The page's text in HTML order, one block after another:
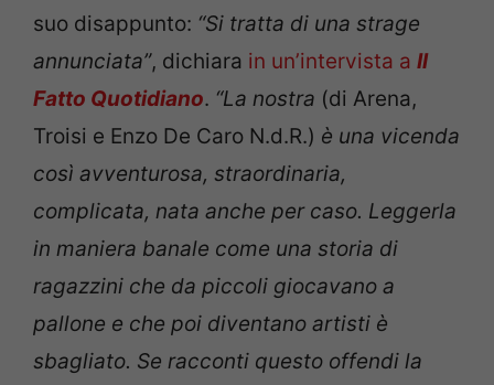
suo disappunto: “Si tratta di una strage
annunciata”, dichiara in un’intervista a Il
Fatto Quotidiano. “La nostra (di Arena,
Troisi e Enzo De Caro N.d.R.) è una vicenda
così avventurosa, straordinaria,
complicata, nata anche per caso. Leggerla
in maniera banale come una storia di
ragazzini che da piccoli giocavano a
pallone e che poi diventano artisti è
sbagliato. Se racconti questo offendi la